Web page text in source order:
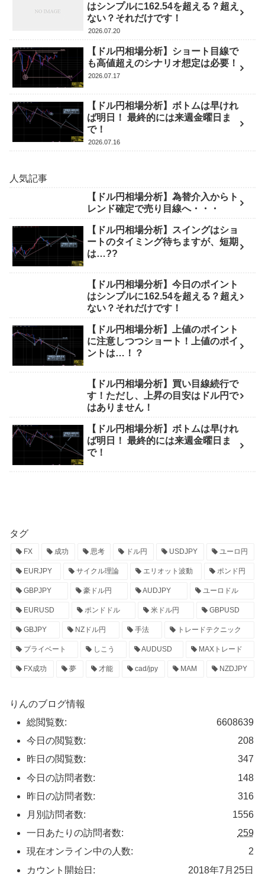
はシンプルに162.54を超える？超え
ない？それだけです！
2026.07.20
【ドル円相場分析】ショート目線で
も高値超えのシナリオ想定は必要！
2026.07.17
【ドル円相場分析】ボトムは早けれ
ば明日！ 最終的には来週金曜日ま
で！
2026.07.16
人気記事
【ドル円相場分析】為替介入からト
レンド確定で売り目線へ・・・
【ドル円相場分析】スイングはショ
ートのタイミング待ちますが、短期
は…??
【ドル円相場分析】今日のポイント
はシンプルに162.54を超える？超え
ない？それだけです！
【ドル円相場分析】上値のポイント
に注意しつつショート！上値のポイ
ントは…！？
【ドル円相場分析】買い目線続行で
す！ただし、上昇の目安はドル円で
はありません！
【ドル円相場分析】ボトムは早けれ
ば明日！ 最終的には来週金曜日ま
で！
タグ
FX 成功 思考 ドル円 USDJPY ユーロ円
EURJPY サイクル理論 エリオット波動 ポンド円
GBPJPY 豪ドル円 AUDJPY ユーロドル
EURUSD ポンドドル 米ドル円 GBPUSD
GBJPY NZドル円 手法 トレードテクニック
プライベート しこう AUDUSD MAXトレード
FX成功 夢 才能 cad/jpy MAM NZDJPY
りんのブログ情報
6608639
総閲覧数:
208
今日の閲覧数:
347
昨日の閲覧数:
148
今日の訪問者数:
316
昨日の訪問者数:
1556
月別訪問者数:
259
一日あたりの訪問者数:
2
現在オンライン中の人数:
2018年7月25日
カウント開始日: